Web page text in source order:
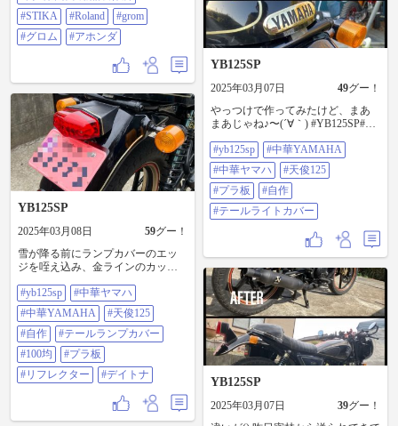
#STIKA
#Roland
#grom
#グロム
#アホンダ
YB125SP
2025年03月08日 59グー！
雪が降る前にランプカバーのエッ
ジを咥え込み、金ラインのカッテ
まいε-(´∀｀; )ﾌｳ あ!リフレクターも
デイトナ製に交換しといたじゃね
(*`･ω･´)ｷﾘｯ YB弄るの暫くええわ
www #YB125SP#中華ヤマハ#中華
YAMAHA#天俊125#自作#テールラ
ンプカバー#100均#プラ板#リフレ
クター#デイトナ
#yb125sp
#中華ヤマハ
#中華YAMAHA
#天俊125
#自作
#テールランプカバー
#100均
#プラ板
#リフレクター
#デイトナ
YB125SP
2025年03月07日 49グー！
やっつけで作ってみたけど、まあ
まあじゃね♪〜(´∀｀) #YB125SP#中
プラ板#自作#テールライトカバー
#yb125sp
#中華YAMAHA
#中華ヤマハ
#天俊125
#プラ板
#自作
#テールライトカバー
YB125SP
2025年03月07日 39グー！